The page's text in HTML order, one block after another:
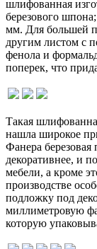
шлифованная
березового
мм. Для большей
другим листом с
фенола и
поперек, что
Такая
нашла широкое
Фанера
декоративнее, и
мебели, а кроме
производстве
подложку под
миллиметровую
которую